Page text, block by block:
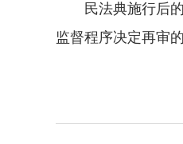
民法典施行后的
监督程序决定再审